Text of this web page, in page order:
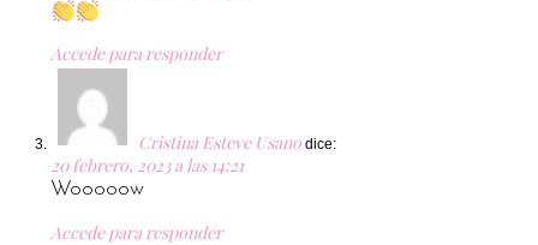
Accede para responder
Cristina Esteve Usano dice:
20 febrero, 2023 a las 14:21
Wooooow
Accede para responder